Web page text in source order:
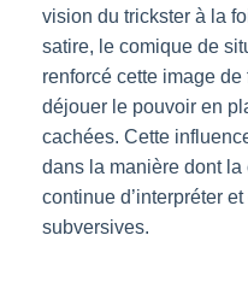
vision du trickster à la
satire, le comique de
renforcé cette image
déjouer le pouvoir en
cachées. Cette
dans la manière dont
continue d’interpréter
subversives.